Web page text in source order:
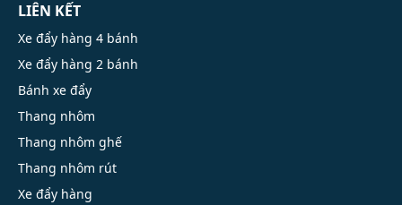
LIÊN KẾT
Xe đẩy hàng 4 bánh
Xe đẩy hàng 2 bánh
Bánh xe đẩy
Thang nhôm
Thang nhôm ghế
Thang nhôm rút
Xe đẩy hàng